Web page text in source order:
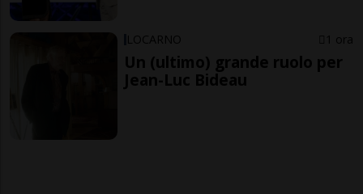
LOCARNO 1 ora
Un (ultimo) grande ruolo per
Jean-Luc Bideau